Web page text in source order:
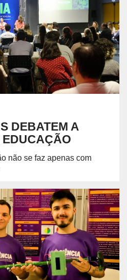
DEBATEM A
não se faz apenas com